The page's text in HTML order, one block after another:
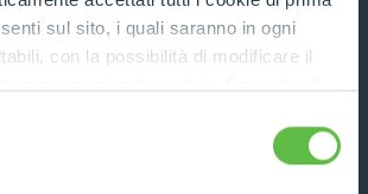
sul sito, i quali saranno in ogni
con la possibilità di modificare il
"Modifichi il suo consenso" e
shift on standard carriage